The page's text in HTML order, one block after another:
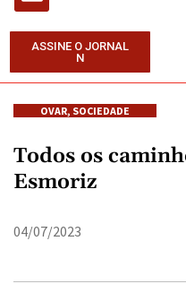
ASSINE O JORNAL
N
OVAR, SOCIEDADE
Todos os
Esmoriz
04/07/2023